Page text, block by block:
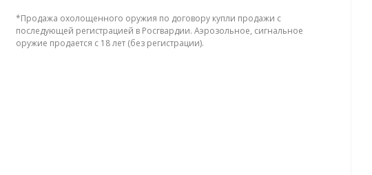
*Продажа охолощенного оружия по договору купли продажи с
последующей регистрацией в Росгвардии. Аэрозольное, сигнальное
оружие продается с 18 лет (без регистрации).